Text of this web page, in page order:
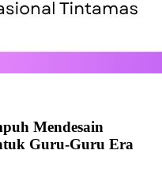
Mendesain
Guru-Guru Era